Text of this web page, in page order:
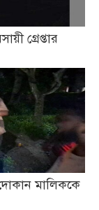
গ্রেপ্তার
মালিককে